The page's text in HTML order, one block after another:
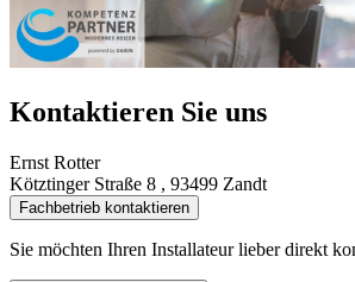
Kontaktieren Sie uns
Ernst Rotter
Kötztinger Straße 8 , 93499 Zandt
Fachbetrieb kontaktieren
Sie möchten Ihren Installateur lieber direkt